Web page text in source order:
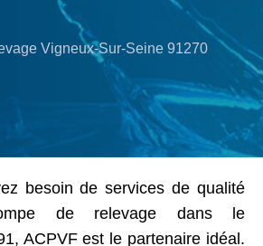
Vigneux-Sur-Seine 91270
besoin de services de qualité
de relevage dans le
ACPVF est le partenaire idéal.